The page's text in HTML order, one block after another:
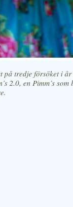
på tredje försöket i
2.0, en Pimm’s